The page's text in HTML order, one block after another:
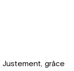
Justement, grâce